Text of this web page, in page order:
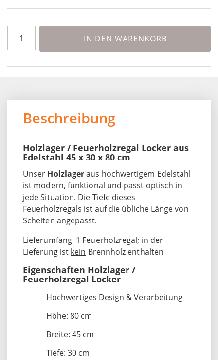
IN DEN WARENKORB
Beschreibung
Holzlager / Feuerholzregal Locker aus
Edelstahl 45 x 30 x 80 cm
Unser Holzlageraus hochwertigem Edelstahl
ist modern, funktional und passt optisch in
jede Situation. Die Tiefe dieses
Feuerholzregals ist auf die übliche Länge von
Scheiten angepasst.
Lieferumfang: 1 Feuerholzregal; in der
Lieferung ist kein Brennholz enthalten
Eigenschaften Holzlager /
Feuerholzregal Locker
Hochwertiges Design & Verarbeitung
Höhe: 80 cm
Breite: 45 cm
Tiefe: 30 cm